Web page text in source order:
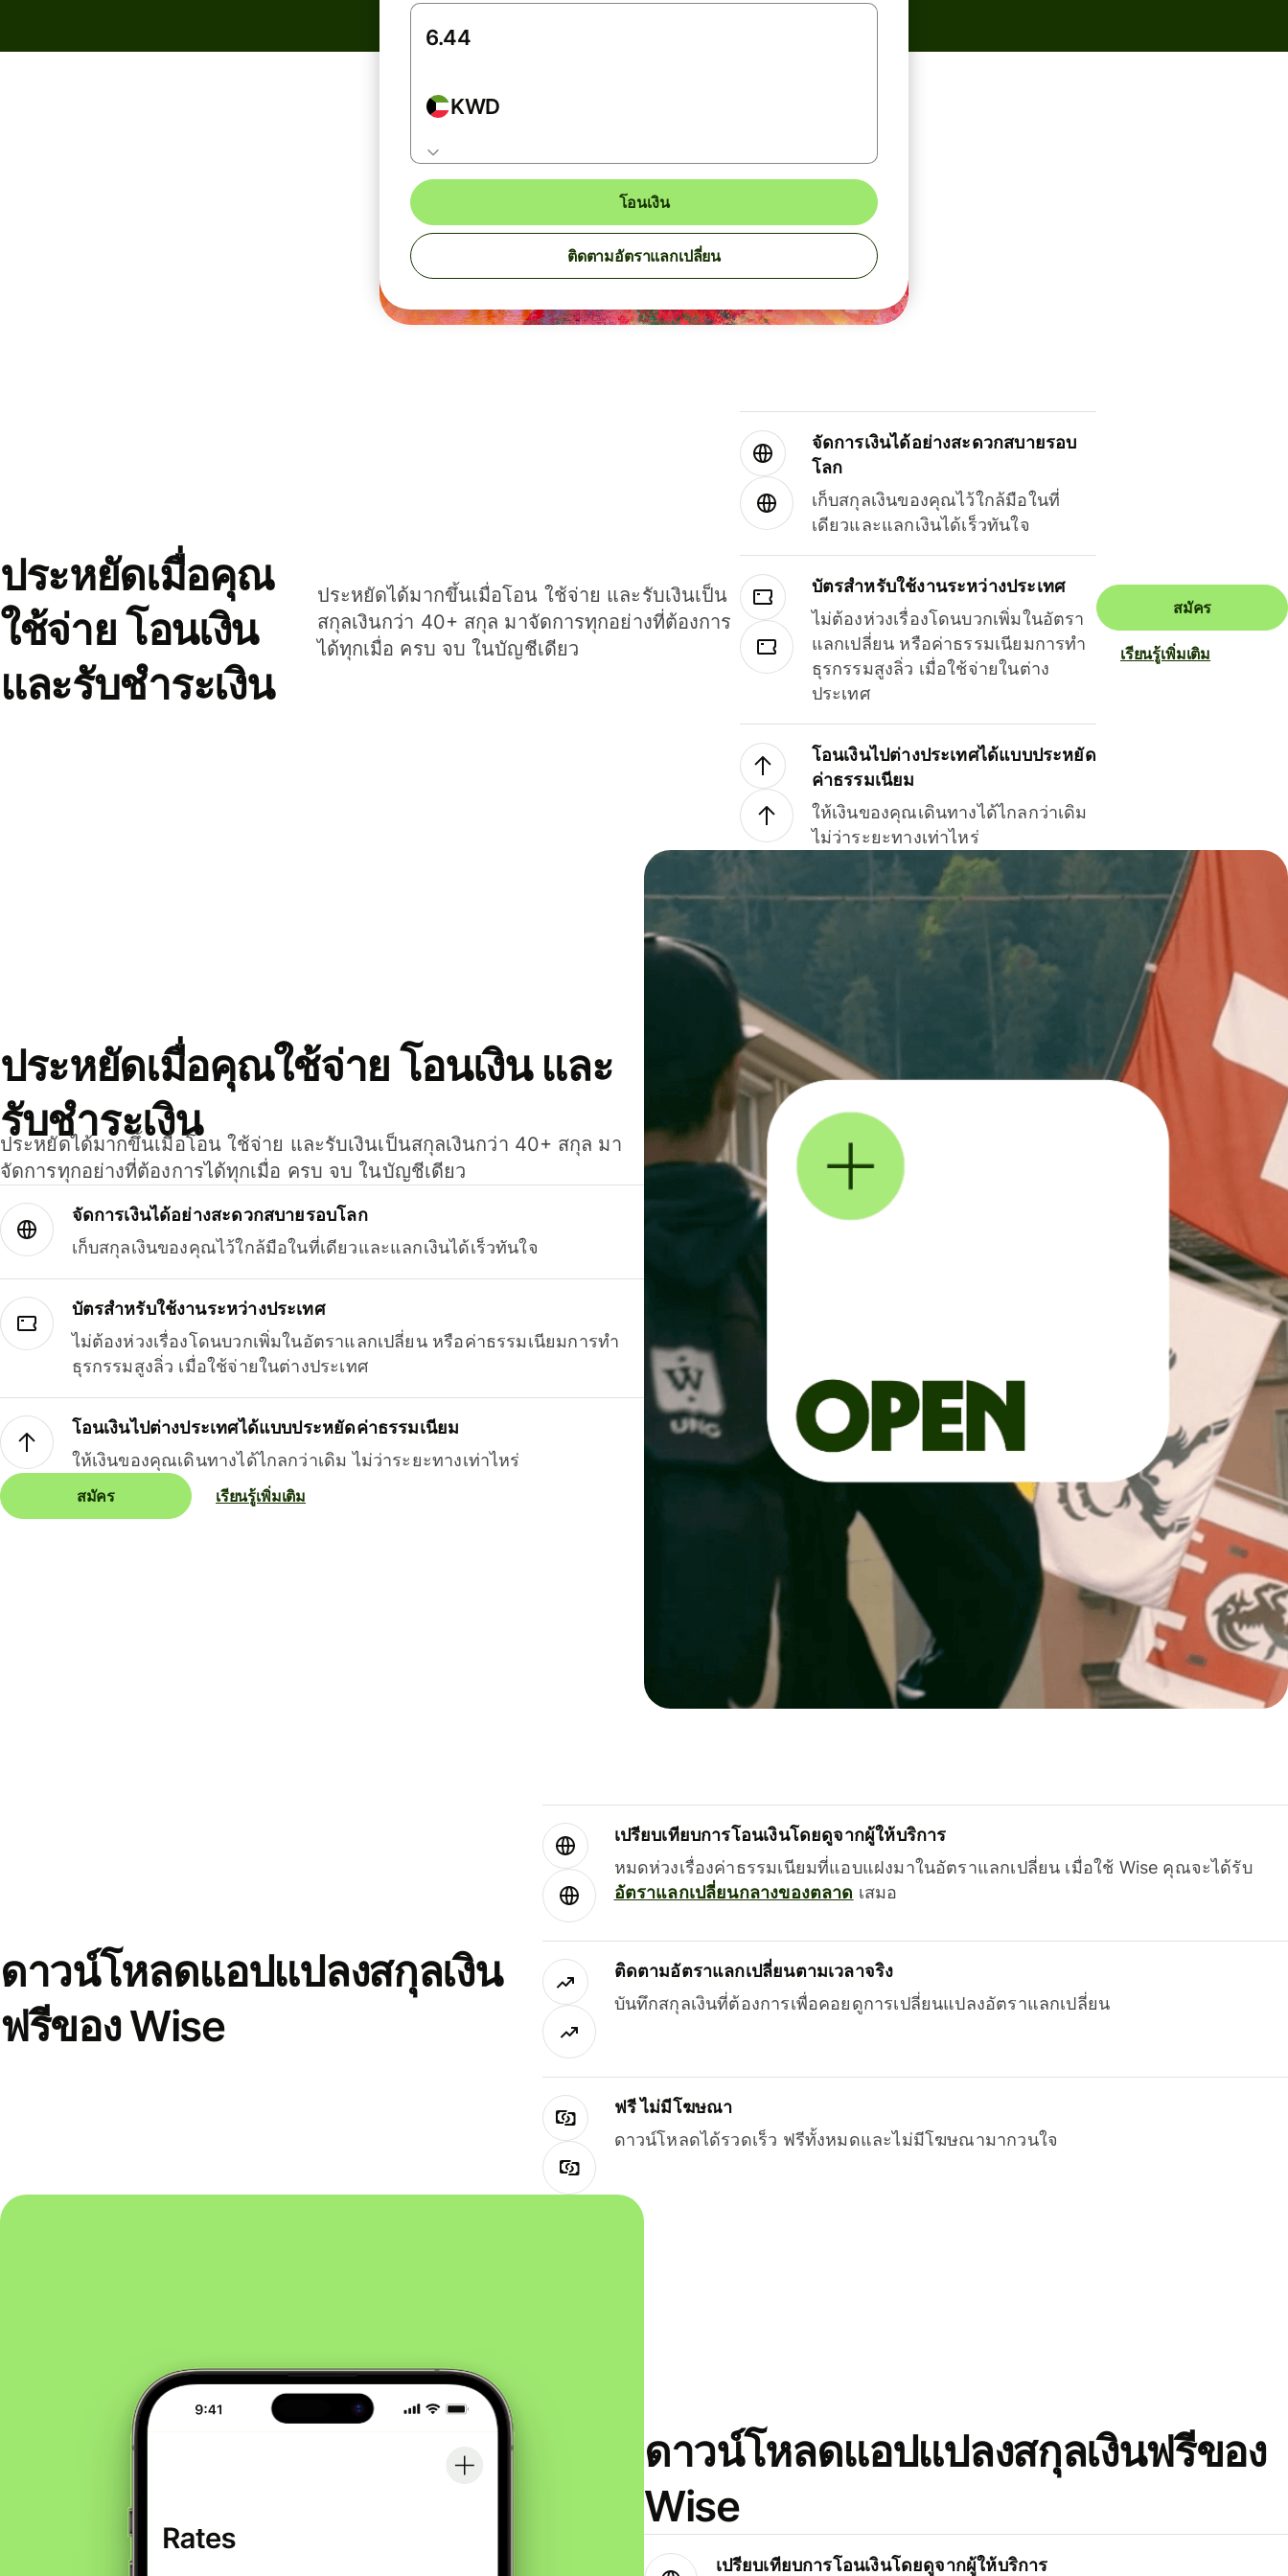
KWD
โอนเงิน
ติดตามอัตราแลกเปลี่ยน
ประหยัดเมื่อคุณ
ใช้จ่าย โอนเงิน
และรับชำระเงิน
ประหยัดได้มากขึ้นเมื่อโอน ใช้จ่าย และรับเงินเป็น
สกุลเงินกว่า 40+ สกุล มาจัดการทุกอย่างที่ต้องการ
ได้ทุกเมื่อ ครบ จบ ในบัญชีเดียว
จัดการเงินได้อย่างสะดวกสบายรอบ
โลก
เก็บสกุลเงินของคุณไว้ใกล้มือในที่
เดียวและแลกเงินได้เร็วทันใจ
บัตรสำหรับใช้งานระหว่างประเทศ
ไม่ต้องห่วงเรื่องโดนบวกเพิ่มในอัตรา
แลกเปลี่ยน หรือค่าธรรมเนียมการทำ
ธุรกรรมสูงลิ่ว เมื่อใช้จ่ายในต่าง
ประเทศ
โอนเงินไปต่างประเทศได้แบบประหยัด
ค่าธรรมเนียม
ให้เงินของคุณเดินทางได้ไกลกว่าเดิม
ไม่ว่าระยะทางเท่าไหร่
สมัคร
เรียนรู้เพิ่มเติม
ประหยัดเมื่อคุณใช้จ่าย โอนเงิน และ
รับชำระเงิน
ประหยัดได้มากขึ้นเมื่อโอน ใช้จ่าย และรับเงินเป็นสกุลเงินกว่า 40+ สกุล มา
จัดการทุกอย่างที่ต้องการได้ทุกเมื่อ ครบ จบ ในบัญชีเดียว
จัดการเงินได้อย่างสะดวกสบายรอบโลก
เก็บสกุลเงินของคุณไว้ใกล้มือในที่เดียวและแลกเงินได้เร็วทันใจ
บัตรสำหรับใช้งานระหว่างประเทศ
ไม่ต้องห่วงเรื่องโดนบวกเพิ่มในอัตราแลกเปลี่ยน หรือค่าธรรมเนียมการทำ
ธุรกรรมสูงลิ่ว เมื่อใช้จ่ายในต่างประเทศ
โอนเงินไปต่างประเทศได้แบบประหยัดค่าธรรมเนียม
ให้เงินของคุณเดินทางได้ไกลกว่าเดิม ไม่ว่าระยะทางเท่าไหร่
สมัคร เรียนรู้เพิ่มเติม
ดาวน์โหลดแอปแปลงสกุลเงิน
ฟรีของ Wise
เปรียบเทียบการโอนเงินโดยดูจากผู้ให้บริการ
หมดห่วงเรื่องค่าธรรมเนียมที่แอบแฝงมาในอัตราแลกเปลี่ยน เมื่อใช้ Wise คุณจะได้รับ
อัตราแลกเปลี่ยนกลางของตลาด เสมอ
ติดตามอัตราแลกเปลี่ยนตามเวลาจริง
บันทึกสกุลเงินที่ต้องการเพื่อคอยดูการเปลี่ยนแปลงอัตราแลกเปลี่ยน
ฟรี ไม่มีโฆษณา
ดาวน์โหลดได้รวดเร็ว ฟรีทั้งหมดและไม่มีโฆษณามากวนใจ
ดาวน์โหลดแอปแปลงสกุลเงินฟรีของ
Wise
เปรียบเทียบการโอนเงินโดยดูจากผู้ให้บริการ